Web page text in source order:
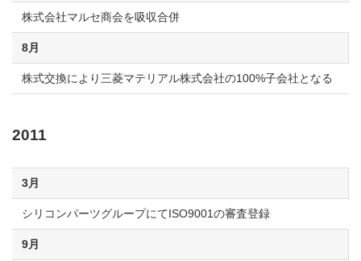
株式会社マルセ商会を吸収合併
8月
株式交換により三菱マテリアル株式会社の100%子会社となる
2011
3月
シリコンパーツグループにてISO9001の審査登録
9月